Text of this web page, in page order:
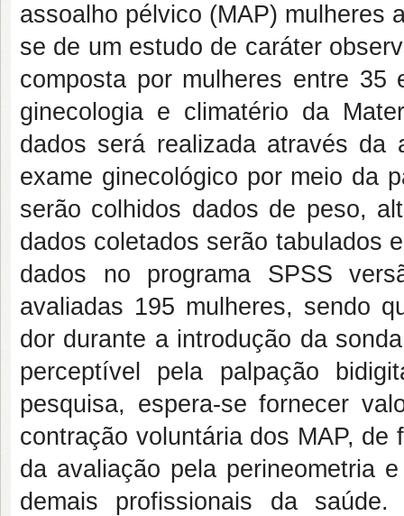
assoalho pélvico (MAP) mulheres
se de um estudo de caráter
composta por mulheres entre
ginecologia e climatério da
dados será realizada através
exame ginecológico por meio da
serão colhidos dados de peso,
dados coletados serão tabulados
dados no programa SPSS
avaliadas 195 mulheres, sendo
dor durante a introdução da
perceptível pela palpação
pesquisa, espera-se fornecer
contração voluntária dos MAP,
da avaliação pela perineometria
demais profissionais da